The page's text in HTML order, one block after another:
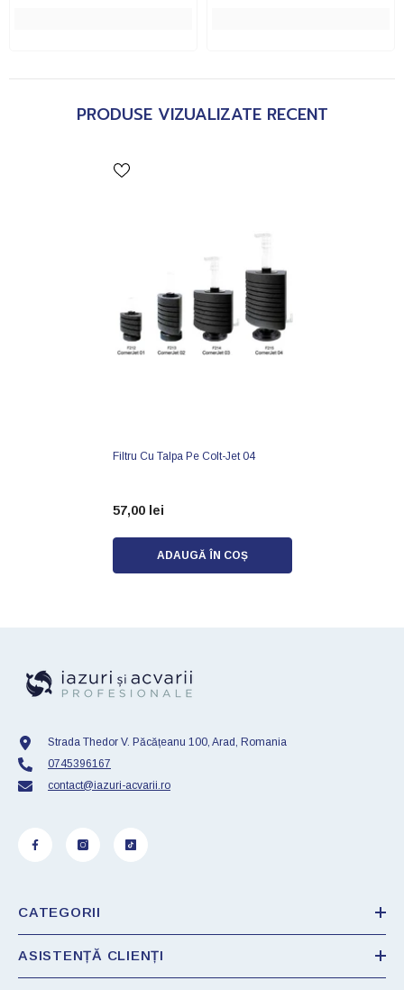
PRODUSE VIZUALIZATE RECENT
Filtru Cu Talpa Pe Colt-Jet 04
57,00 lei
ADAUGĂ ÎN COȘ
Strada Thedor V. Păcățeanu 100, Arad, Romania
0745396167
contact@iazuri-acvarii.ro
CATEGORII
ASISTENȚĂ CLIENȚI